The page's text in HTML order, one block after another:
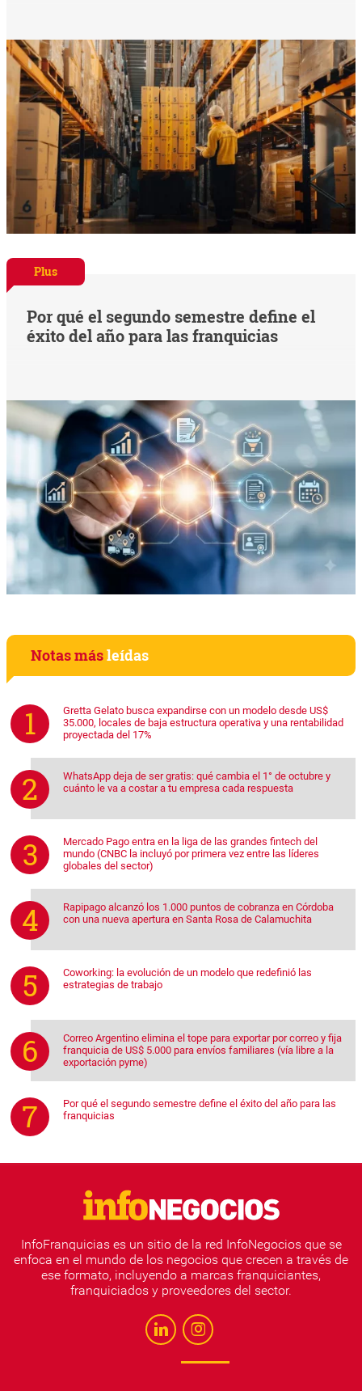
Plus
Por qué el segundo semestre define el
éxito del año para las franquicias
Notas másleídas
Gretta Gelato busca expandirse con un modelo desde US$
35.000, locales de baja estructura operativa y una rentabilidad
proyectada del 17%
WhatsApp deja de ser gratis: qué cambia el 1° de octubre y
cuánto le va a costar a tu empresa cada respuesta
Mercado Pago entra en la liga de las grandes fintech del
mundo (CNBC la incluyó por primera vez entre las líderes
globales del sector)
Rapipago alcanzó los 1.000 puntos de cobranza en Córdoba
con una nueva apertura en Santa Rosa de Calamuchita
Coworking: la evolución de un modelo que redefinió las
estrategias de trabajo
Correo Argentino elimina el tope para exportar por correo y fija
franquicia de US$ 5.000 para envíos familiares (vía libre a la
exportación pyme)
Por qué el segundo semestre define el éxito del año para las
franquicias
InfoFranquicias es un sitio de la red InfoNegocios que se
enfoca en el mundo de los negocios que crecen a través de
ese formato, incluyendo a marcas franquiciantes,
franquiciados y proveedores del sector.